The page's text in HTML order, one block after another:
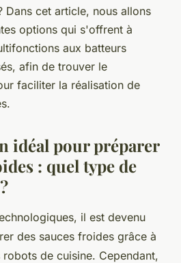
Dans cet article, nous allons
options qui s'offrent à
aux batteurs
afin de trouver le
faciliter la réalisation de
idéal pour préparer
: quel type de
il est devenu
des sauces froides grâce à
de cuisine. Cependant,